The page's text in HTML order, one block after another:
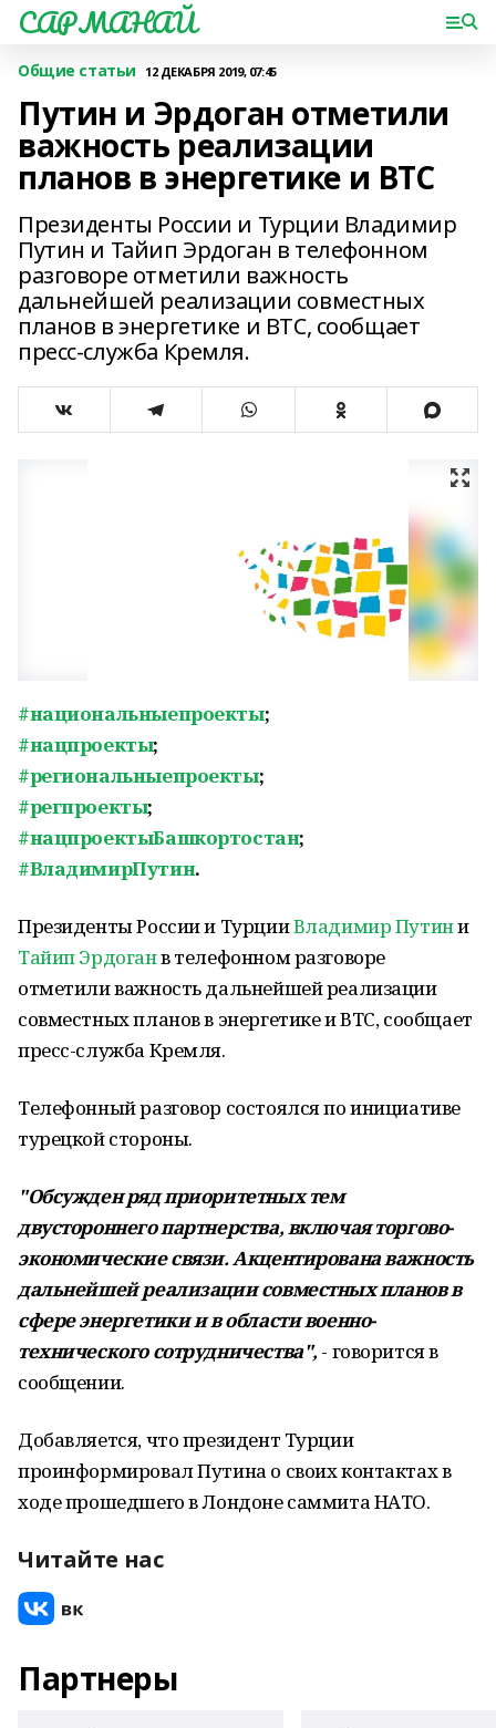
САРМАНАЙ
Общие статьи 12 ДЕКАБРЯ 2019, 07:45
Путин и Эрдоган отметили
важность реализации
планов в энергетике и ВТС
Президенты России и Турции Владимир
Путин и Тайип Эрдоган в телефонном
разговоре отметили важность
дальнейшей реализации совместных
планов в энергетике и ВТС, сообщает
пресс-служба Кремля.
#национальныепроекты;
#нацпроекты;
#региональныепроекты;
#регпроекты;
#нацпроектыБашкортостан;
#ВладимирПутин.
Президенты России и ТурцииВладимир Путини
Тайип Эрдоганв телефонном разговоре
отметили важность дальнейшей реализации
совместных планов в энергетике и ВТС, сообщает
пресс-служба Кремля.
Телефонный разговор состоялся по инициативе
турецкой стороны.
"Обсужден ряд приоритетных тем
двустороннего партнерства, включая торгово-
экономические связи. Акцентирована важность
дальнейшей реализации совместных планов в
сфере энергетики и в области военно-
технического сотрудничества", - говорится в
сообщении.
Добавляется, что президент Турции
проинформировал Путина о своих контактах в
ходе прошедшего в Лондоне саммита НАТО.
Читайте нас
Партнеры